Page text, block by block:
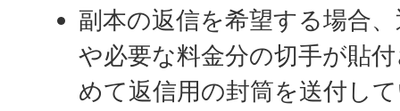
副本の返信を希望する場合
や必要な料金分の切手が貼
めて返信用の封筒を送付し